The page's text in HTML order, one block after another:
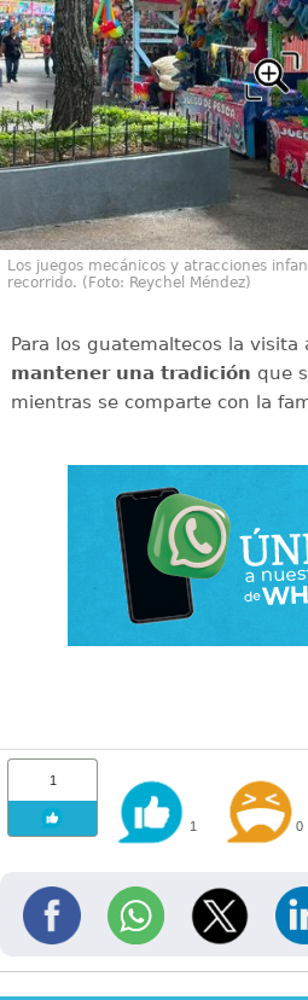
Los juegos mecánicos y atracciones
recorrido. (Foto: Reychel Méndez)
Para los guatemaltecos la
mantener una tradición que
mientras se comparte con la
1
1 0